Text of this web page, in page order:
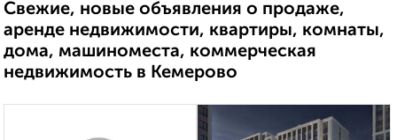
Свежие, новые объявления о продаже,
аренде недвижимости, квартиры, комнаты,
дома, машиноместа, коммерческая
недвижимость в Кемерово